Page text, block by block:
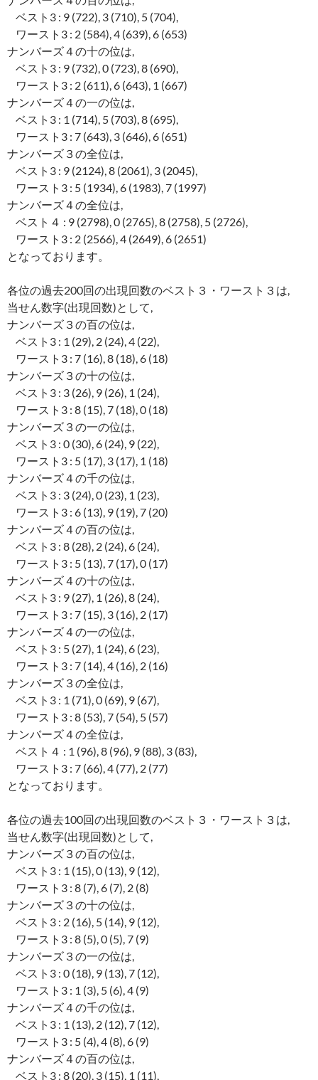
ベスト3 : 9 (722), 3 (710), 5 (704),
ワースト3 : 2 (584), 4 (639), 6 (653)
ナンバーズ４の十の位は,
ベスト3 : 9 (732), 0 (723), 8 (690),
ワースト3 : 2 (611), 6 (643), 1 (667)
ナンバーズ４の一の位は,
ベスト3 : 1 (714), 5 (703), 8 (695),
ワースト3 : 7 (643), 3 (646), 6 (651)
ナンバーズ３の全位は,
ベスト3 : 9 (2124), 8 (2061), 3 (2045),
ワースト3 : 5 (1934), 6 (1983), 7 (1997)
ナンバーズ４の全位は,
ベスト４ : 9 (2798), 0 (2765), 8 (2758), 5 (2726),
ワースト3 : 2 (2566), 4 (2649), 6 (2651)
となっております。
各位の過去200回の出現回数のベスト３・ワースト３は,
当せん数字(出現回数)として,
ナンバーズ３の百の位は,
ベスト3 : 1 (29), 2 (24), 4 (22),
ワースト3 : 7 (16), 8 (18), 6 (18)
ナンバーズ３の十の位は,
ベスト3 : 3 (26), 9 (26), 1 (24),
ワースト3 : 8 (15), 7 (18), 0 (18)
ナンバーズ３の一の位は,
ベスト3 : 0 (30), 6 (24), 9 (22),
ワースト3 : 5 (17), 3 (17), 1 (18)
ナンバーズ４の千の位は,
ベスト3 : 3 (24), 0 (23), 1 (23),
ワースト3 : 6 (13), 9 (19), 7 (20)
ナンバーズ４の百の位は,
ベスト3 : 8 (28), 2 (24), 6 (24),
ワースト3 : 5 (13), 7 (17), 0 (17)
ナンバーズ４の十の位は,
ベスト3 : 9 (27), 1 (26), 8 (24),
ワースト3 : 7 (15), 3 (16), 2 (17)
ナンバーズ４の一の位は,
ベスト3 : 5 (27), 1 (24), 6 (23),
ワースト3 : 7 (14), 4 (16), 2 (16)
ナンバーズ３の全位は,
ベスト3 : 1 (71), 0 (69), 9 (67),
ワースト3 : 8 (53), 7 (54), 5 (57)
ナンバーズ４の全位は,
ベスト４ : 1 (96), 8 (96), 9 (88), 3 (83),
ワースト3 : 7 (66), 4 (77), 2 (77)
となっております。
各位の過去100回の出現回数のベスト３・ワースト３は,
当せん数字(出現回数)として,
ナンバーズ３の百の位は,
ベスト3 : 1 (15), 0 (13), 9 (12),
ワースト3 : 8 (7), 6 (7), 2 (8)
ナンバーズ３の十の位は,
ベスト3 : 2 (16), 5 (14), 9 (12),
ワースト3 : 8 (5), 0 (5), 7 (9)
ナンバーズ３の一の位は,
ベスト3 : 0 (18), 9 (13), 7 (12),
ワースト3 : 1 (3), 5 (6), 4 (9)
ナンバーズ４の千の位は,
ベスト3 : 1 (13), 2 (12), 7 (12),
ワースト3 : 5 (4), 4 (8), 6 (9)
ナンバーズ４の百の位は,
ベスト3 : 8 (20), 3 (15), 1 (11),